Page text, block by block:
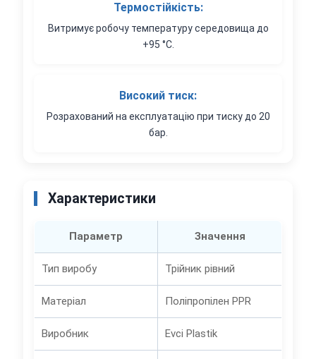
Термостійкість:
Витримує робочу температуру середовища до
+95 °C.
Високий тиск:
Розрахований на експлуатацію при тиску до 20
бар.
Характеристики
Параметр Значення
Тип виробу Трійник рівний
Матеріал Поліпропілен PPR
Виробник Evci Plastik